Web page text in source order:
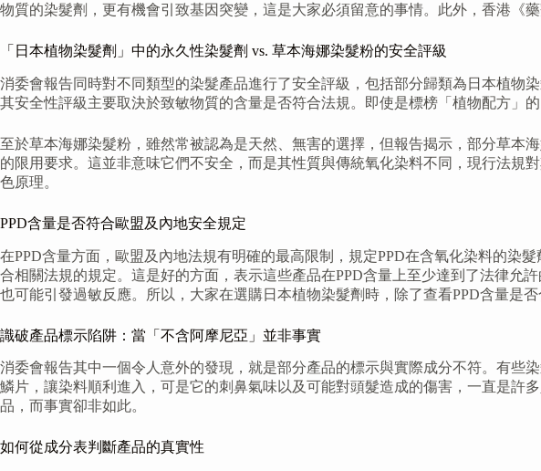
物質的染髮劑，更有機會引致基因突變，這是大家必須留意的事情。此外，香港《
「日本植物染髮劑」中的永久性染髮劑 vs. 草本海娜染髮粉的安全評級
消委會報告同時對不同類型的染髮產品進行了安全評級，包括部分歸類為日本植物
其安全性評級主要取決於致敏物質的含量是否符合法規。即使是標榜「植物配方」
至於草本海娜染髮粉，雖然常被認為是天然、無害的選擇，但報告揭示，部分草本
的限用要求。這並非意味它們不安全，而是其性質與傳統氧化染料不同，現行法
色原理。
PPD含量是否符合歐盟及內地安全規定
在PPD含量方面，歐盟及內地法規有明確的最高限制，規定PPD在含氧化染料的染
合相關法規的規定。這是好的方面，表示這些產品在PPD含量上至少達到了法律允
也可能引發過敏反應。所以，大家在選購日本植物染髮劑時，除了查看PPD含量是
識破產品標示陷阱：當「不含阿摩尼亞」並非事實
消委會報告其中一個令人意外的發現，就是部分產品的標示與實際成分不符。有些
鱗片，讓染料順利進入，可是它的刺鼻氣味以及可能對頭髮造成的傷害，一直是許
品，而事實卻非如此。
如何從成分表判斷產品的真實性